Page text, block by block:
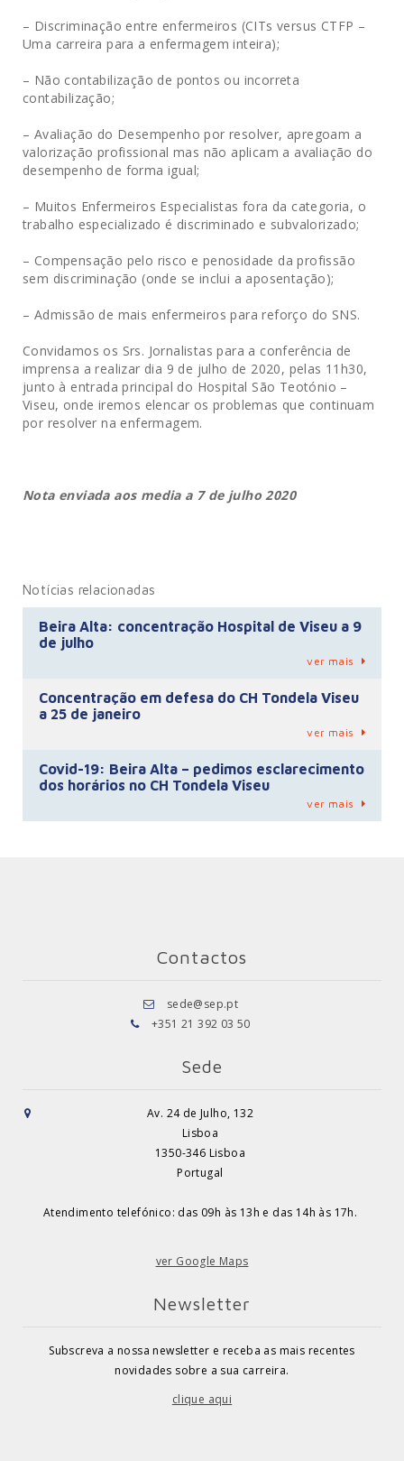
– Discriminação entre enfermeiros (CITs versus CTFP –
Uma carreira para a enfermagem inteira);
– Não contabilização de pontos ou incorreta
contabilização;
– Avaliação do Desempenho por resolver, apregoam a
valorização profissional mas não aplicam a avaliação do
desempenho de forma igual;
– Muitos Enfermeiros Especialistas fora da categoria, o
trabalho especializado é discriminado e subvalorizado;
– Compensação pelo risco e penosidade da profissão
sem discriminação (onde se inclui a aposentação);
– Admissão de mais enfermeiros para reforço do SNS.
Convidamos os Srs. Jornalistas para a conferência de
imprensa a realizar dia 9 de julho de 2020, pelas 11h30,
junto à entrada principal do Hospital São Teotónio –
Viseu, onde iremos elencar os problemas que continuam
por resolver na enfermagem.
Nota enviada aos media a 7 de julho 2020
Notícias relacionadas
Beira Alta: concentração Hospital de Viseu a 9
de julho
ver mais
Concentração em defesa do CH Tondela Viseu
a 25 de janeiro
ver mais
Covid-19: Beira Alta – pedimos esclarecimento
dos horários no CH Tondela Viseu
ver mais
Contactos
sede@sep.pt
+351 21 392 03 50
Sede
Av. 24 de Julho, 132
Lisboa
1350-346 Lisboa
Portugal
Atendimento telefónico: das 09h às 13h e das 14h às 17h.
ver Google Maps
Newsletter
Subscreva a nossa newsletter e receba as mais recentes
novidades sobre a sua carreira.
clique aqui